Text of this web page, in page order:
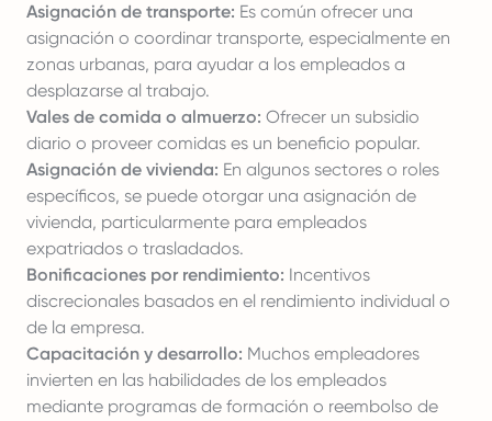
Asignación de transporte: Es común ofrecer una
asignación o coordinar transporte, especialmente en
zonas urbanas, para ayudar a los empleados a
desplazarse al trabajo.
Vales de comida o almuerzo: Ofrecer un subsidio
diario o proveer comidas es un beneficio popular.
Asignación de vivienda: En algunos sectores o roles
específicos, se puede otorgar una asignación de
vivienda, particularmente para empleados
expatriados o trasladados.
Bonificaciones por rendimiento: Incentivos
discrecionales basados en el rendimiento individual o
de la empresa.
Capacitación y desarrollo: Muchos empleadores
invierten en las habilidades de los empleados
mediante programas de formación o reembolso de